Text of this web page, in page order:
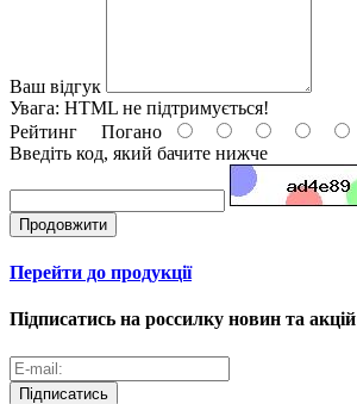
Ваш відгук
Увага: HTML не підтримується!
Рейтинг Погано
Введіть код, який бачите нижче
Продовжити
Перейти до продукції
Підписатись на россилку новин та акцій
Підписатись